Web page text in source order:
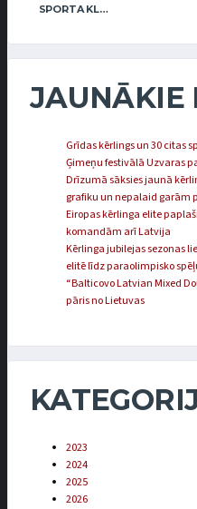
SPORTA KLUBA “OB” / FREIDENSONS
JAUNĀKIE
Grīdas kērlings un 30 citas
Ģimeņu festivālā Uzvaras
Drīzumā sāksies jaunā
grafiku un nepalaid garām
Eiropas kērlinga elite
komandām arī Latvija
Kērlinga jubilejas sezonas
elitē līdz paraolimpisko
“Balticovo Latvian Mixed
pāris no Lietuvas
2023
2024
2025
2026